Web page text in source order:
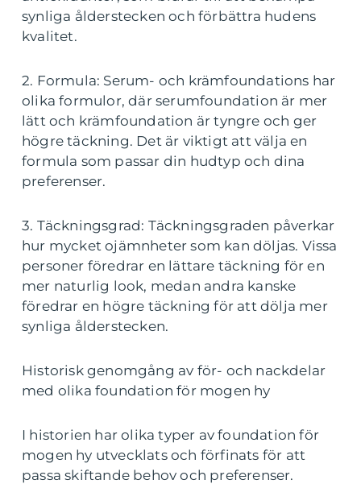
synliga ålderstecken och förbättra hudens
kvalitet.
2. Formula: Serum- och krämfoundations har
olika formulor, där serumfoundation är mer
lätt och krämfoundation är tyngre och ger
högre täckning. Det är viktigt att välja en
formula som passar din hudtyp och dina
preferenser.
3. Täckningsgrad: Täckningsgraden påverkar
hur mycket ojämnheter som kan döljas. Vissa
personer föredrar en lättare täckning för en
mer naturlig look, medan andra kanske
föredrar en högre täckning för att dölja mer
synliga ålderstecken.
Historisk genomgång av för- och nackdelar
med olika foundation för mogen hy
I historien har olika typer av foundation för
mogen hy utvecklats och förfinats för att
passa skiftande behov och preferenser.